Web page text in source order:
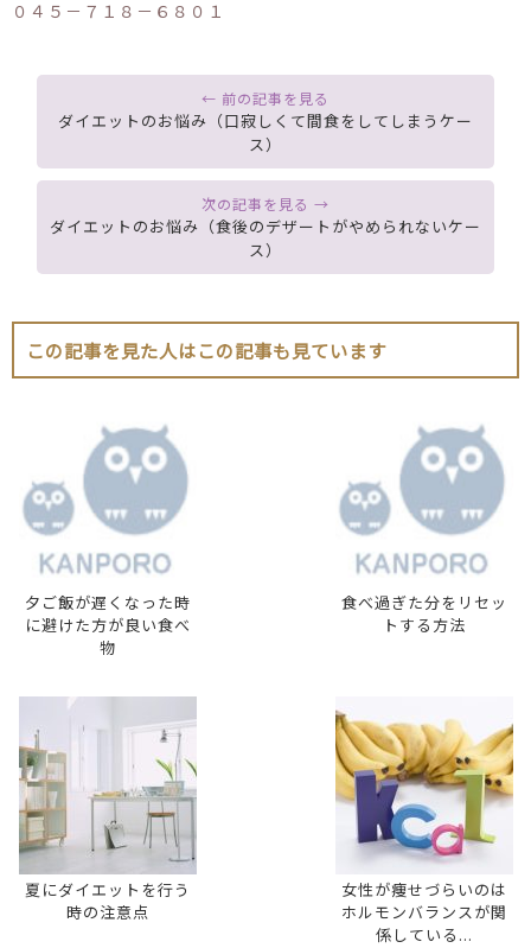
０４５－７１８－６８０１
ダイエットのお悩み（口寂しくて間食をしてしまうケー
ス）
ダイエットのお悩み（食後のデザートがやめられないケー
ス）
この記事を見た人はこの記事も見ています
夕ご飯が遅くなった時
に避けた方が良い食べ
物
食べ過ぎた分をリセッ
トする方法
夏にダイエットを行う
時の注意点
女性が痩せづらいのは
ホルモンバランスが関
係している...